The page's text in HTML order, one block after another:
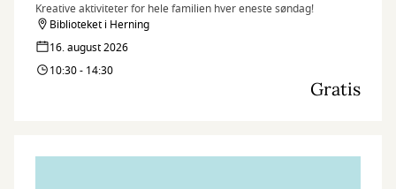
Kreative aktiviteter for hele familien hver eneste søndag!
Biblioteket i Herning
16. august 2026
10:30 - 14:30
Gratis